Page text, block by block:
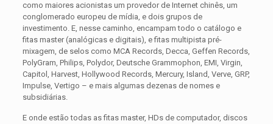
como maiores acionistas um provedor de Internet chinês, um
conglomerado europeu de mídia, e dois grupos de
investimento. E, nesse caminho, encampam todo o catálogo e
fitas master (analógicas e digitais), e fitas multipista pré-
mixagem, de selos como MCA Records, Decca, Geffen Records,
PolyGram, Philips, Polydor, Deutsche Grammophon, EMI, Virgin,
Capitol, Harvest, Hollywood Records, Mercury, Island, Verve, GRP,
Impulse, Vertigo – e mais algumas dezenas de nomes e
subsidiárias.
E onde estão todas as fitas master, HDs de computador, discos